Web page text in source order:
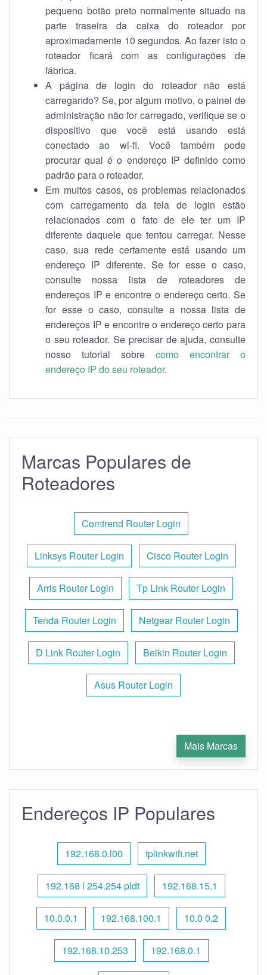
pequeno botão preto normalmente situado na
parte traseira da caixa do roteador por
aproximadamente 10 segundos. Ao fazer isto o
roteador ficará com as configurações de
fábrica.
A página de login do roteador não está
carregando? Se, por algum motivo, o painel de
administração não for carregado, verifique se o
dispositivo que você está usando está
conectado ao wi-fi. Você também pode
procurar qual é o endereço IP definido como
padrão para o roteador.
Em muitos casos, os problemas relacionados
com carregamento da tela de login estão
relacionados com o fato de ele ter um IP
diferente daquele que tentou carregar. Nesse
caso, sua rede certamente está usando um
endereço IP diferente. Se for esse o caso,
consulte nossa lista de roteadores de
endereços IP e encontre o endereço certo. Se
for esse o caso, consulte a nossa lista de
endereços IP e encontre o endereço certo para
o seu roteador. Se precisar de ajuda, consulte
nosso tutorial sobre como encontrar o
endereço IP do seu roteador.
Marcas Populares de
Roteadores
Comtrend Router Login
Linksys Router Login Cisco Router Login
Arris Router Login Tp Link Router Login
Tenda Router Login Netgear Router Login
D Link Router Login Belkin Router Login
Asus Router Login
Mais Marcas
Endereços IP Populares
192.168.0.l00 tplinkwifi.net
192.168 l 254.254 pldt 192.168.15.1
10.0.0.1 192.168.100.1 10.0 0.2
192.168.10.253 192.168.0.1